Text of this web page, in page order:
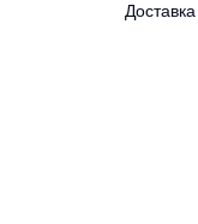
Доставка